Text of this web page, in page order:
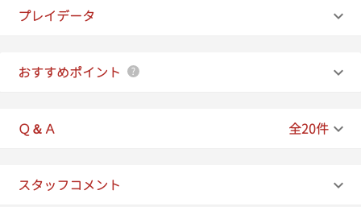
プレイデータ
おすすめポイント
Ｑ＆Ａ 全20件
スタッフコメント